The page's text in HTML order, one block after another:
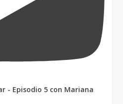
- Episodio 5 con Mariana